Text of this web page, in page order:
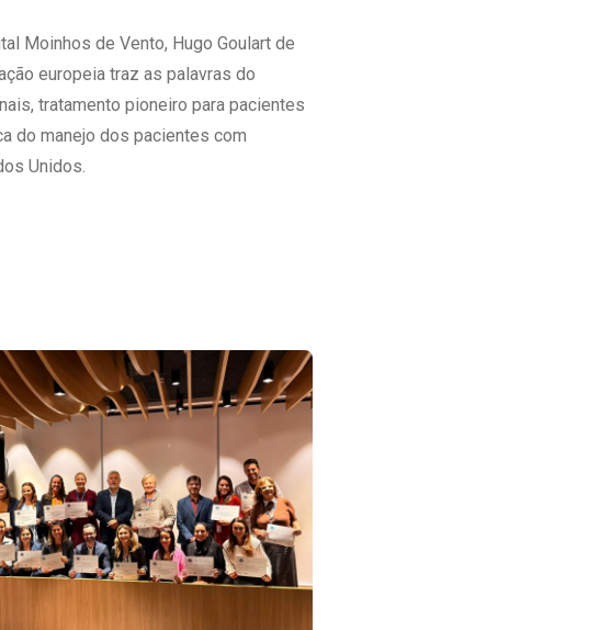
Ambiental
Social
Empresas
Cabine Telemedicina
Moinhos de Vento, Hugo Goulart de
europeia traz as palavras do
tratamento pioneiro para pacientes
do manejo dos pacientes com
Unidos.